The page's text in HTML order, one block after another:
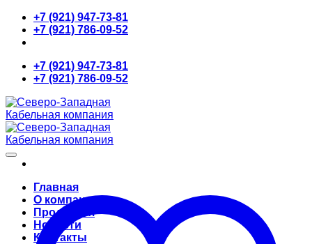
Skip
content
+7 (921) 947-73-81
+7 (921) 786-09-52
+7 (921) 947-73-81
+7 (921) 786-09-52
Главная
О компании
Продукция
Новости
Контакты